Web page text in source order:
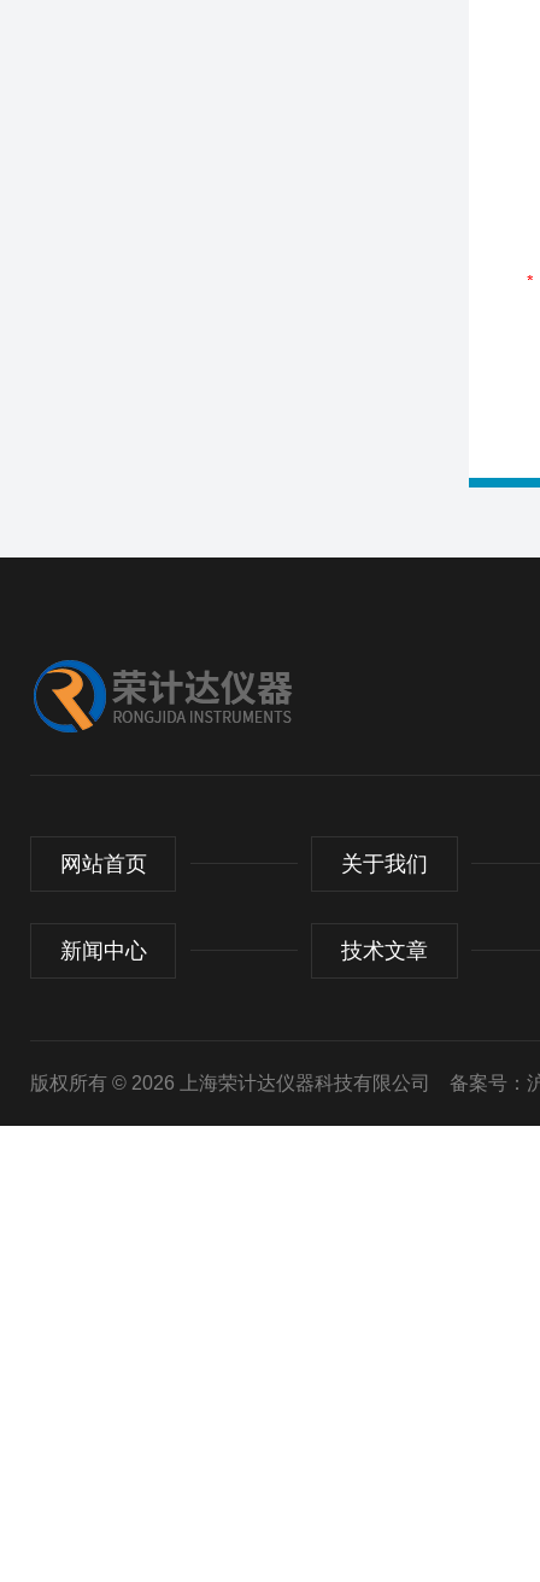
网站首页 关于我们
新闻中心 技术文章
版权所有 © 2026 上海荣计达仪器科技有限公司 备案号：